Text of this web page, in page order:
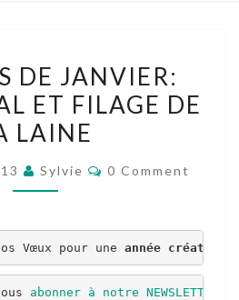
DE
JANVIER:
ART
ET
DE
LA
LAINE
DE JANVIER:
ET FILAGE DE
LAINE
Sylvie Comments
0 Comment
Vœux pour une année créative
abonner à notre NEWSLETTER